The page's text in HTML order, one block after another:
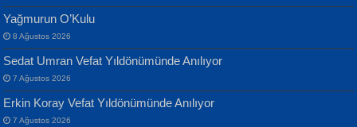
ATİLLA ÖZEN
Sultan Olmadan Önce Eyüp...
Banu Sancak
Defterimden İçeri...
Yağmurun O’Kulu
8 Ağustos 2026
Sedat Umran Vefat Yıldönümünde Anılıyor
7 Ağustos 2026
Erkin Koray Vefat Yıldönümünde Anılıyor
7 Ağustos 2026